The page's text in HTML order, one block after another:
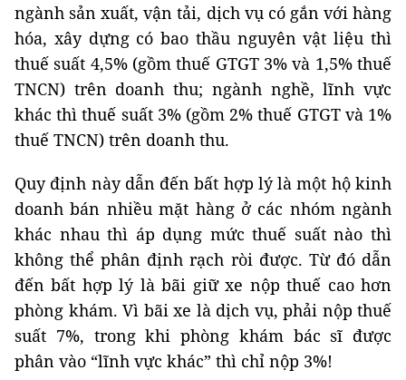
ngành sản xuất, vận tải, dịch vụ có gắn với hàng
hóa, xây dựng có bao thầu nguyên vật liệu thì
thuế suất 4,5% (gồm thuế GTGT 3% và 1,5% thuế
TNCN) trên doanh thu; ngành nghề, lĩnh vực
khác thì thuế suất 3% (gồm 2% thuế GTGT và 1%
thuế TNCN) trên doanh thu.
Quy định này dẫn đến bất hợp lý là một hộ kinh
doanh bán nhiều mặt hàng ở các nhóm ngành
khác nhau thì áp dụng mức thuế suất nào thì
không thể phân định rạch ròi được. Từ đó dẫn
đến bất hợp lý là bãi giữ xe nộp thuế cao hơn
phòng khám. Vì bãi xe là dịch vụ, phải nộp thuế
suất 7%, trong khi phòng khám bác sĩ được
phân vào “lĩnh vực khác” thì chỉ nộp 3%!